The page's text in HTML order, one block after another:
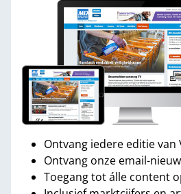
Ontvang iedere editie van
Ontvang onze email-
Toegang tot álle content